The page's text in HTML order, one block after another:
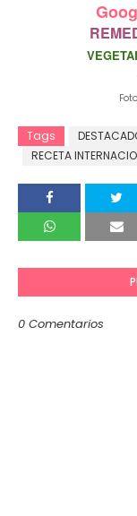
Tags
RECETA
0 Comentarios